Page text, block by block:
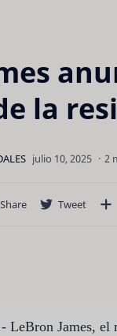
la
2
LeBron James,